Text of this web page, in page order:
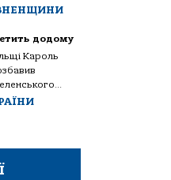
додому
Кароль